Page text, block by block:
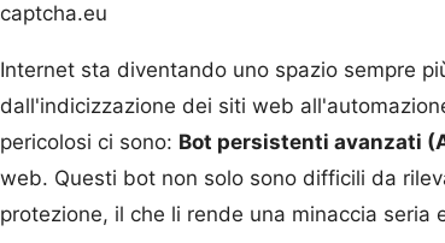
captcha.eu
Internet sta diventando uno spazio sempre
dall'indicizzazione dei siti web
pericolosi ci sono: Bot persistenti avanzati
web. Questi bot non solo sono difficili da
protezione, il che li rende una minaccia